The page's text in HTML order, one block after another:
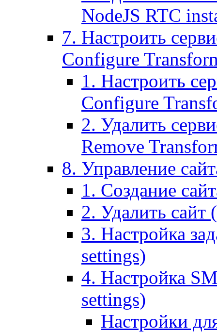
NodeJS RTC
7. Настроить
Configure
1. Настроить
Configure
2. Удалить
Remove
8. Управление
1. Создание
2. Удалить сайт
3. Настройка
settings)
4. Настройка
settings)
Настройки